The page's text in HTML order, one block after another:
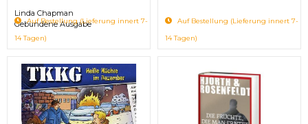
Linda Chapman
Gebundene Ausgabe
Auf Bestellung (Lieferung innert 7-
14 Tagen)
Auf Bestellung (Lieferung innert 7-
14 Tagen)